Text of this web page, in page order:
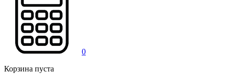
0
Корзина пуста